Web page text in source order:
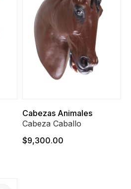
Cabezas Animales
Cabeza Caballo
$9,300.00